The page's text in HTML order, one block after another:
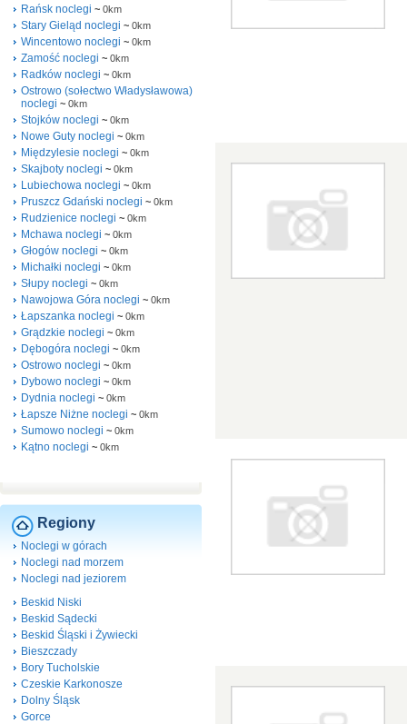
Rańsk noclegi ~ 0km
Stary Gieląd noclegi ~ 0km
Wincentowo noclegi ~ 0km
Zamość noclegi ~ 0km
Radków noclegi ~ 0km
Ostrowo (sołectwo Władysławowa)
noclegi ~ 0km
Stojków noclegi ~ 0km
Nowe Guty noclegi ~ 0km
Międzylesie noclegi ~ 0km
Skajboty noclegi ~ 0km
Lubiechowa noclegi ~ 0km
Pruszcz Gdański noclegi ~ 0km
Rudzienice noclegi ~ 0km
Mchawa noclegi ~ 0km
Głogów noclegi ~ 0km
Michałki noclegi ~ 0km
Słupy noclegi ~ 0km
Nawojowa Góra noclegi ~ 0km
Łapszanka noclegi ~ 0km
Grądzkie noclegi ~ 0km
Dębogóra noclegi ~ 0km
Ostrowo noclegi ~ 0km
Dybowo noclegi ~ 0km
Dydnia noclegi ~ 0km
Łapsze Niżne noclegi ~ 0km
Sumowo noclegi ~ 0km
Kątno noclegi ~ 0km
Regiony
Noclegi w górach
Noclegi nad morzem
Noclegi nad jeziorem
Beskid Niski
Beskid Sądecki
Beskid Śląski i Żywiecki
Bieszczady
Bory Tucholskie
Czeskie Karkonosze
Dolny Śląsk
Gorce